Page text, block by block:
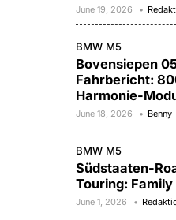
June 19, 2026
BMW M5
Bovensiepen
Fahrbericht:
Harmonie-
June 18, 2026 Benny
BMW M5
Südstaaten-
Touring:
June 1, 2026